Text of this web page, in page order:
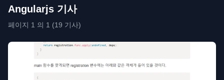
Angularjs 기사
페이지 1 의 1 (19 기사)